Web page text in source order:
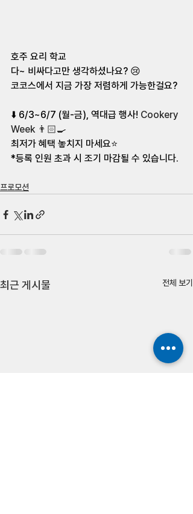
호주 요리 학교
다~ 비싸다고만 생각하셨나요? 😢
코코스에서 지금 가장 저렴하게 가능한걸요?
⬇️ 6/3~6/7 (월-금), 역대급 행사! Cookery
Week 👨🏻
최저가 혜택 놓치지 마세요⭐
*등록 인원 초과 시 조기 마감될 수 있습니다.
프로모션
최근 게시물 전체 보기